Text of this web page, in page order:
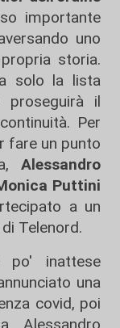
importante
uno
storia.
solo la lista
proseguirà il
Per
fare un punto
Alessandro
Puttini
a un
Telenord.
po' inattese
una
covid, poi